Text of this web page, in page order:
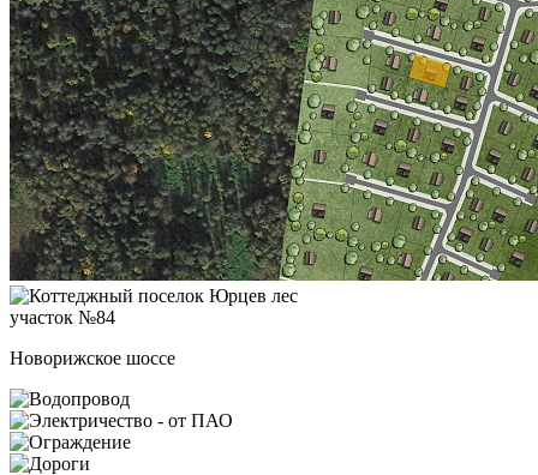
участок №84
Новорижское шоссе